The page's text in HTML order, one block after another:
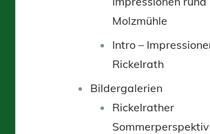
Molzmühle
Intro –
Rickelrath
Bildergalerien
Rickelrather